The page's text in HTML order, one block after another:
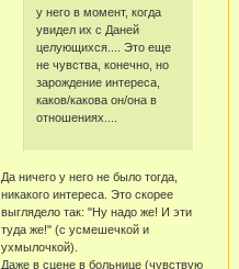
у него в момент, когда
увидел их с Даней
целующихся.... Это еще
не чувства, конечно, но
зарождение интереса,
каков/какова он/она в
отношениях....
Да ничего у него не было тогда,
никакого интереса. Это скорее
выглядело так: "Ну надо же! И эти
туда же!" (с усмешечкой и
ухмылочкой).
Даже в сцене в больнице (чувствую